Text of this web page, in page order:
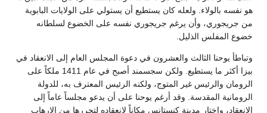
هو نفسه بالولاء. ولعله كان يستطيع أن يستولي على الولايات البابوية
من جريجوري، وأن يرغم جريجوري نفسه على الخضوع لسلطانه
خضوع المفلس الذليل.
وتباطأ يوحنا الثالث والعشرون في دعوة المجلس العام إلى الانعقاد في
بيزا أكثر ما يستطيع. ولكن سجسمند أصبح في عام 1411 ملكاً على
الرومان والرئيس غير المتوج، ولكنه الرئيس المعترف به، للدولة
الرومانية المقدسة. وقد أرغم يوحنا على أن يدعو مجلساً عاماً إلى
الانعقاد، واختار مدينة كنستانس مكاناً لانعقاده لتحررها من الإرهاب